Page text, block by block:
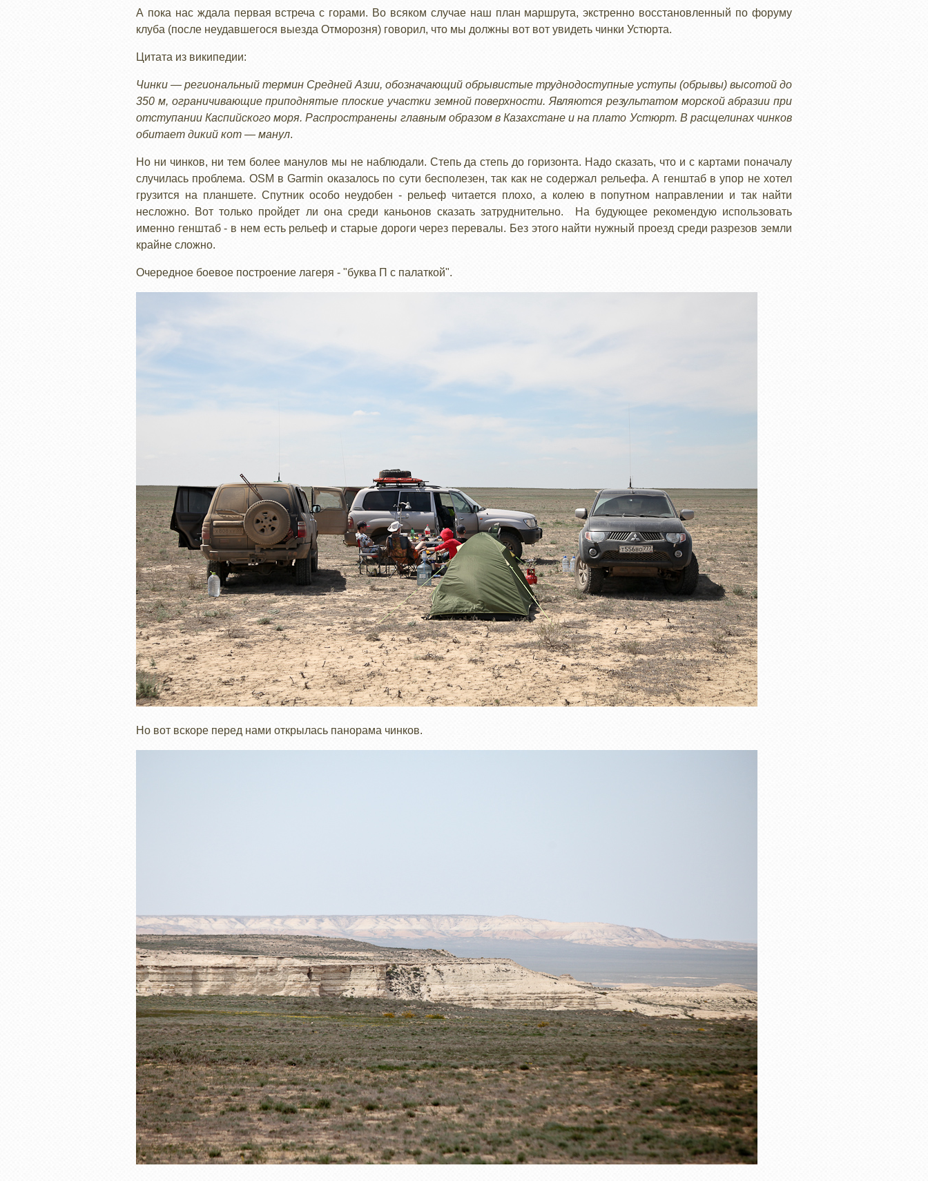
А пока нас ждала первая встреча с горами. Во всяком случае наш план маршрута, экстренно восстановленный по форуму
клуба (после неудавшегося выезда Отморозня) говорил, что мы должны вот вот увидеть чинки Устюрта.
Цитата из википедии:
Чинки — региональный термин Средней Азии, обозначающий обрывистые труднодоступные уступы (обрывы) высотой до
350 м, ограничивающие приподнятые плоские участки земной поверхности. Являются результатом морской абразии при
отступании Каспийского моря. Распространены главным образом в Казахстане и на плато Устюрт. В расщелинах чинков
обитает дикий кот — манул.
Но ни чинков, ни тем более манулов мы не наблюдали. Степь да степь до горизонта. Надо сказать, что и с картами поначалу
случилась проблема. OSM в Garmin оказалось по сути бесполезен, так как не содержал рельефа. А генштаб в упор не хотел
грузится на планшете. Спутник особо неудобен - рельеф читается плохо, а колею в попутном направлении и так найти
несложно. Вот только пройдет ли она среди каньонов сказать затруднительно. На будующее рекомендую использовать
именно генштаб - в нем есть рельеф и старые дороги через перевалы. Без этого найти нужный проезд среди разрезов земли
крайне сложно.
Очередное боевое построение лагеря - "буква П с палаткой".
Но вот вскоре перед нами открылась панорама чинков.